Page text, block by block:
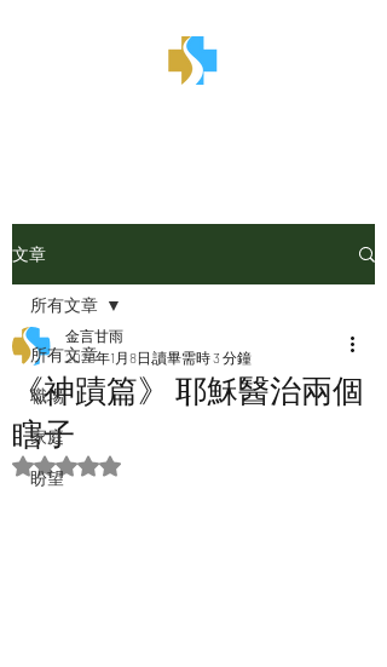
文章
所有文章
職場
家庭
盼望
所有文章
《神蹟篇》 耶穌醫治兩個
瞎子
金言甘雨
2025年1月8日 讀畢需時 3 分鐘
評等為 NaN（最高為 5 顆星）。